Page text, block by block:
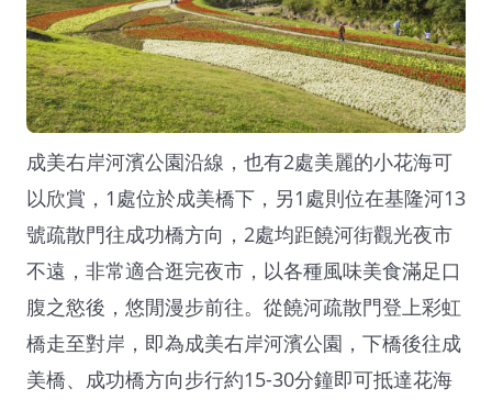
成美右岸河濱公園沿線，也有2處美麗的小花海可
以欣賞，1處位於成美橋下，另1處則位在基隆河13
號疏散門往成功橋方向，2處均距饒河街觀光夜市
不遠，非常適合逛完夜市，以各種風味美食滿足口
腹之慾後，悠閒漫步前往。從饒河疏散門登上彩虹
橋走至對岸，即為成美右岸河濱公園，下橋後往成
美橋、成功橋方向步行約15-30分鐘即可抵達花海